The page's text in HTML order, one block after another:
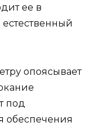
ее в
опоясывает
под
обеспечения